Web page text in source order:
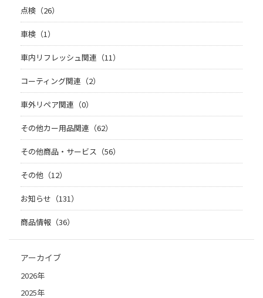
点検（26）
車検（1）
車内リフレッシュ関連（11）
コーティング関連（2）
車外リペア関連（0）
その他カー用品関連（62）
その他商品・サービス（56）
その他（12）
お知らせ（131）
商品情報（36）
アーカイブ
2026年
2025年